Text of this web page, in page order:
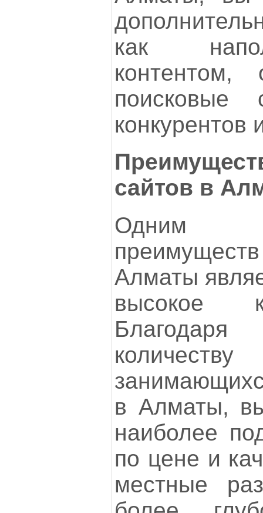
как
контентом,
поисковые
конкурентов
сайтов в
Одним
Алматы
высокое
в Алматы,
наиболее
по цене и
местные